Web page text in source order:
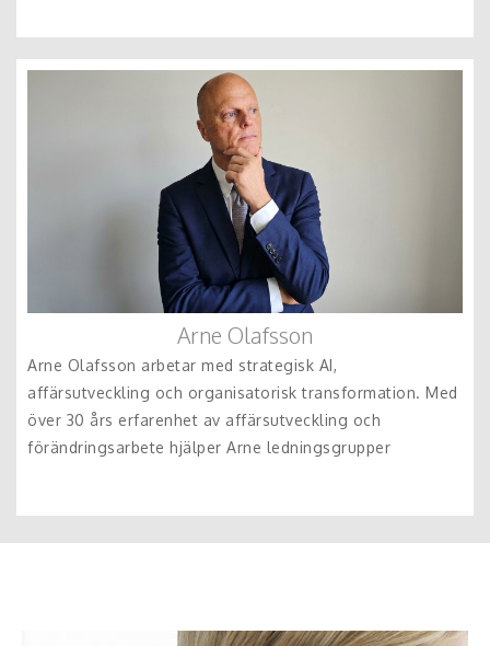
Arne Olafsson
Arne Olafsson arbetar med strategisk AI,
affärsutveckling och organisatorisk transformation. Med
över 30 års erfarenhet av affärsutveckling och
förändringsarbete hjälper Arne ledningsgrupper